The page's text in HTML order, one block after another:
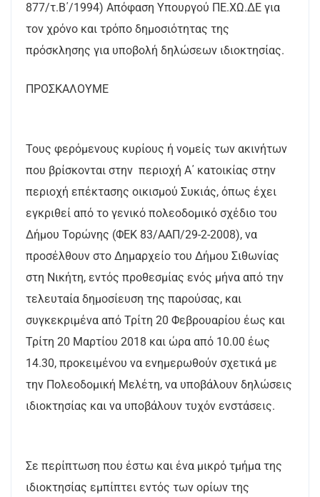
877/τ.Β΄/1994) Απόφαση Υπουργού ΠΕ.ΧΩ.ΔΕ για
τον χρόνο και τρόπο δημοσιότητας της
πρόσκλησης για υποβολή δηλώσεων ιδιοκτησίας.
ΠΡΟΣΚΑΛΟΥΜΕ
Τους φερόμενους κυρίους ή νομείς των ακινήτων
που βρίσκονται στην περιοχή Α΄ κατοικίας στην
περιοχή επέκτασης οικισμού Συκιάς, όπως έχει
εγκριθεί από το γενικό πολεοδομικό σχέδιο του
Δήμου Τορώνης (ΦΕΚ 83/ΑΑΠ/29-2-2008), να
προσέλθουν στο Δημαρχείο του Δήμου Σιθωνίας
στη Νικήτη, εντός προθεσμίας ενός μήνα από την
τελευταία δημοσίευση της παρούσας, και
συγκεκριμένα από Τρίτη 20 Φεβρουαρίου έως και
Τρίτη 20 Μαρτίου 2018 και ώρα από 10.00 έως
14.30, προκειμένου να ενημερωθούν σχετικά με
την Πολεοδομική Μελέτη, να υποβάλουν δηλώσεις
ιδιοκτησίας και να υποβάλουν τυχόν ενστάσεις.
Σε περίπτωση που έστω και ένα μικρό τμήμα της
ιδιοκτησίας εμπίπτει εντός των ορίων της